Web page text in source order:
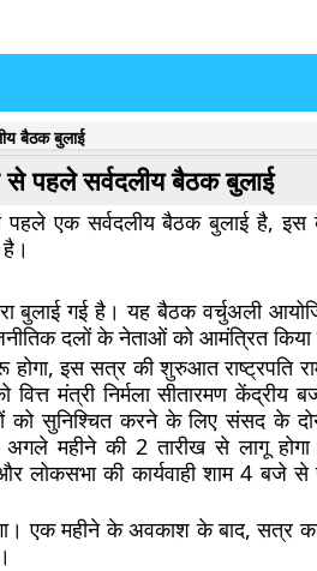
बैठक बुलाई
पहले सर्वदलीय बैठक बुलाई
एक सर्वदलीय बैठक बुलाई है, इस
बुलाई गई है। यह बैठक वर्चुअली
दलों के नेताओं को आमंत्रित किया
इस सत्र की शुरुआत राष्ट्रपति
वित्त मंत्री निर्मला सीतारमण केंद्रीय
को सुनिश्चित करने के लिए संसद के
महीने की 2 तारीख से लागू
लोकसभा की कार्यवाही शाम 4 बजे
एक महीने के अवकाश के बाद, सत्र